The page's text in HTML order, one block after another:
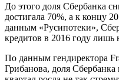
До этого доля Сбербанка
достигала 70%, а к концу
данным «Русипотеки»,
кредитов в 2016 году лишь
По данным гендиректора
Грибанова, доля